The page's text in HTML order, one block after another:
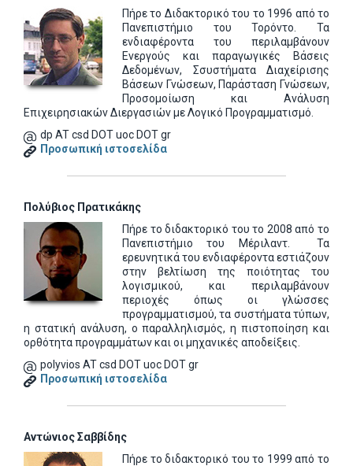
Πήρε το Διδακτορικό του το 1996 από το
Πανεπιστήμιο του Τορόντο. Τα
ενδιαφέροντα του περιλαμβάνουν
Ενεργούς και παραγωγικές Βάσεις
Δεδομένων, Σσυστήματα Διαχείρισης
Βάσεων Γνώσεων, Παράσταση Γνώσεων,
Προσομοίωση και Ανάλυση
Επιχειρησιακών Διεργασιών με Λογικό Προγραμματισμό.
dp AT csd DOT uoc DOT gr
Προσωπική ιστοσελίδα
Πολύβιος Πρατικάκης
Πήρε το διδακτορικό του το 2008 από το
Πανεπιστήμιο του Μέριλαντ. Τα
ερευνητικά του ενδιαφέροντα εστιάζουν
στην βελτίωση της ποιότητας του
λογισμικού, και περιλαμβάνουν
περιοχές όπως οι γλώσσες
προγραμματισμού, τα συστήματα τύπων,
η στατική ανάλυση, ο παραλληλισμός, η πιστοποίηση και
ορθότητα προγραμμάτων και οι μηχανικές αποδείξεις.
polyvios AT csd DOT uoc DOT gr
Προσωπική ιστοσελίδα
Αντώνιος Σαββίδης
Πήρε το διδακτορικό του το 1999 από το